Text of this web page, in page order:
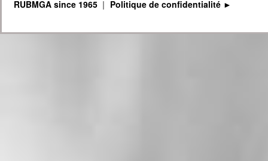
RUBMGA since 1965 Politique de confidentialité ►